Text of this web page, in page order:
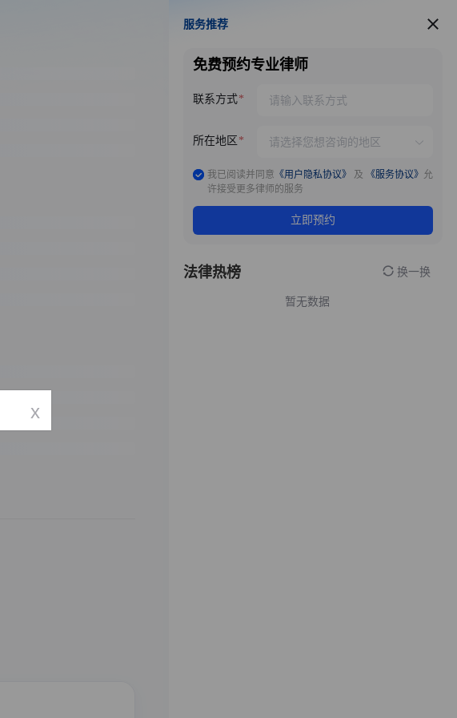
服务推荐
服务推荐
免费预约专业律师
联系方式
所在地区
我已阅读并同意 《用户隐私协议》 及 《服务协议》 允
许接受更多律师的服务
立即预约
法律热榜 换一换
暂无数据
x